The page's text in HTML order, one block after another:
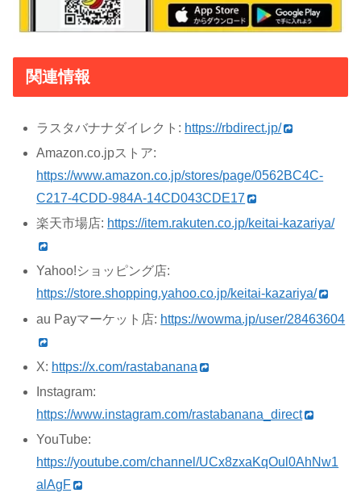
関連情報
ラスタバナナダイレクト: https://rbdirect.jp/
Amazon.co.jpストア:
https://www.amazon.co.jp/stores/page/0562BC4C-
C217-4CDD-984A-14CD043CDE17
楽天市場店: https://item.rakuten.co.jp/keitai-kazariya/
Yahoo!ショッピング店:
https://store.shopping.yahoo.co.jp/keitai-kazariya/
au Payマーケット店: https://wowma.jp/user/28463604
X: https://x.com/rastabanana
Instagram:
https://www.instagram.com/rastabanana_direct
YouTube:
https://youtube.com/channel/UCx8zxaKqOul0AhNw1
alAgF